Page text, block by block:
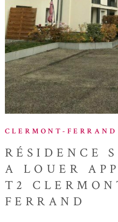
CLERMONT-
RÉSIDENCE
A LOUER
T2
FERRAND